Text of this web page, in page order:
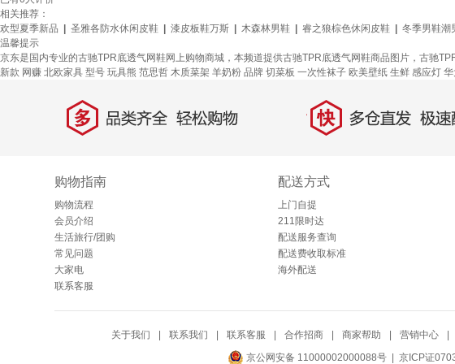
相关推荐：
欢型夏季新品
圣雅各防水休闲皮鞋 漆皮板鞋万斯 木森林男鞋 睿之狼棕色休闲皮鞋 冬季男鞋潮
温馨提示
京东是国内专业的古驰TPR底透气网鞋网上购物商城，本频道提供古驰TPR底透气网鞋商品图片，古驰
新款 网赚 北欧家具 型号 玩具熊 范思哲 木质菜架 羊奶粉 品牌 切菜板 一次性袜子 欧美壁纸 生鲜 感应灯
多 品类齐全，轻松购物 快 多仓直发，极速配
购物指南
购物流程
会员介绍
生活旅行/团购
常见问题
大家电
联系客服
配送方式
上门自提
211限时达
配送服务查询
配送费收取标准
海外配送
关于我们 联系我们 联系客服 合作招商 商家帮助 营销中心
京公网安备 11000002000088号 | 京ICP证